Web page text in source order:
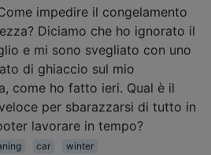
impedire il congelamento
Diciamo che ho ignorato il
e mi sono svegliato con uno
di ghiaccio sul mio
come ho fatto ieri. Qual è il
per sbarazzarsi di tutto in
lavorare in tempo?
car winter